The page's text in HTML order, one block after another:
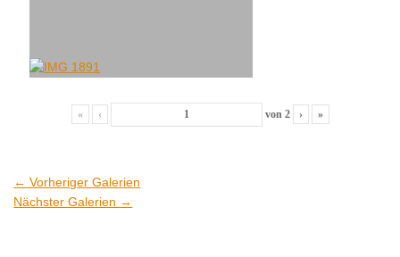
« ‹ von 2 › »
← Vorheriger Galerien
Nächster Galerien →